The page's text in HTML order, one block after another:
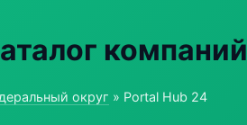
компаний
округ » Portal Hub 24